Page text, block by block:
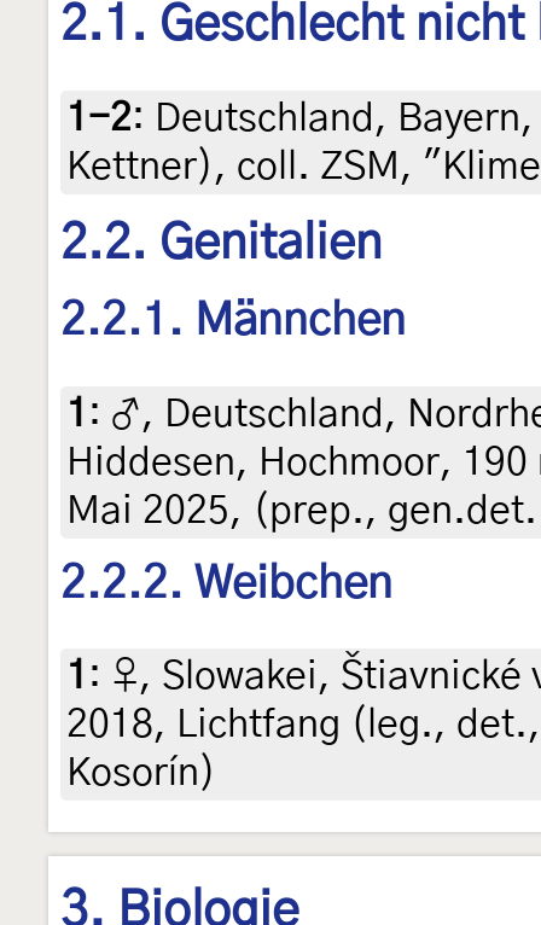
2.1. Geschlecht nicht
1-2: Deutschland,
Kettner), coll. ZSM,
2.2. Genitalien
2.2.1. Männchen
1 : ♂, Deutschland,
Hiddesen, Hochmoor,
Mai 2025, (prep.,
2.2.2. Weibchen
1 : ♀, Slowakei, Štiavnické
2018, Lichtfang (leg.,
Kosorín)
3. Biologie